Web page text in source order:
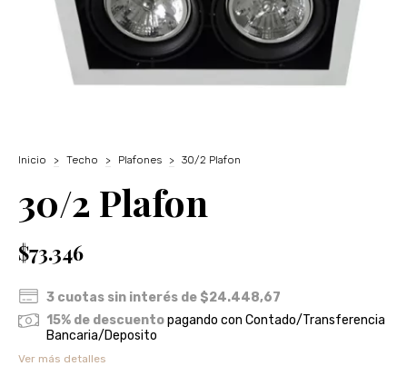
Inicio > Techo > Plafones > 30/2 Plafon
30/2 Plafon
$73.346
3 cuotas sin interés de $24.448,67
15% de descuentopagando con Contado/Transferencia
Bancaria/Deposito
Ver más detalles